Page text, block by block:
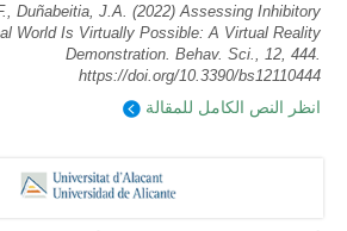
Duñabeitia, J.A. (2022) Assessing Inhibitory
World Is Virtually Possible: A Virtual Reality
Demonstration. Behav. Sci., 12, 444.
https://doi.org/10.3390/bs12110444
انظر النص الكامل للمقالة